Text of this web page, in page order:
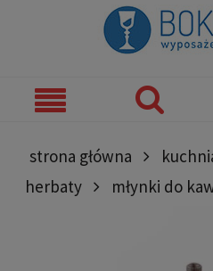
strona główna
herbaty
młynki do